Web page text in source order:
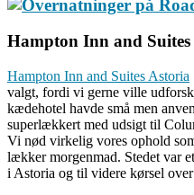
Hampton Inn and
Hampton Inn and Suites Astoria
valgt, fordi vi gerne ville
kædehotel havde små men
superlækkert med udsigt til
Vi nød virkelig vores ophold
lækker morgenmad. Stedet var
i Astoria og til videre kørsel